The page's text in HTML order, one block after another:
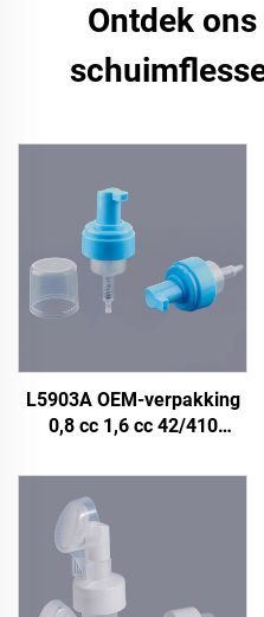
Ontdek
L5903A OEM-verpakking
0,8 cc 1,6 cc 42/410
42 mm 50 ml 100 ml 150
ml 250 ml 300 ml
Zeepfoampompfles